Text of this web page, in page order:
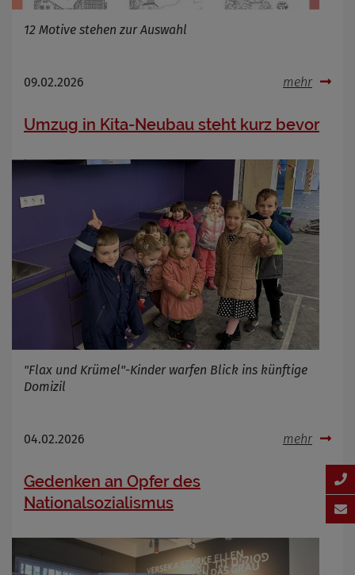
12 Motive stehen zur Auswahl
09.02.2026 mehr
Umzug in Kita-Neubau steht kurz bevor
"Flax und Krümel"-Kinder warfen Blick ins künftige
Domizil
04.02.2026 mehr
Gedenken an Opfer des
Nationalsozialismus